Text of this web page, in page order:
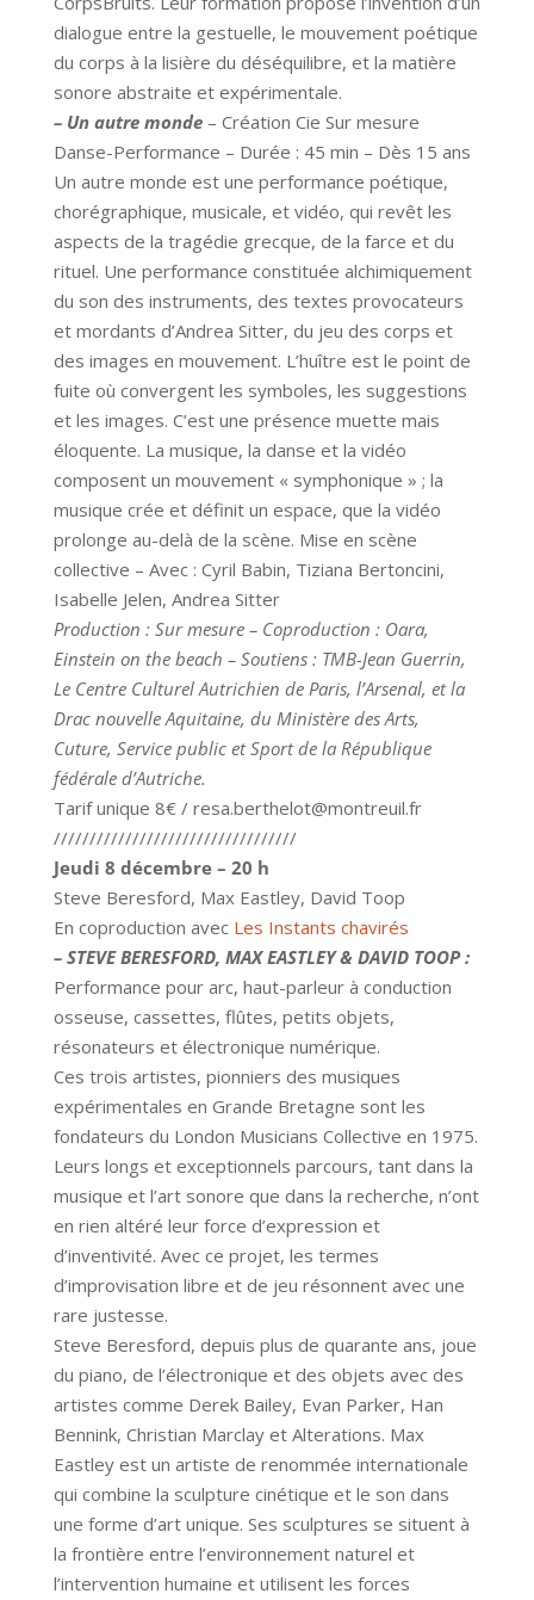
dialogue entre la gestuelle, le mouvement poétique
du corps à la lisière du déséquilibre, et la matière
sonore abstraite et expérimentale.
– Un autre monde– Création Cie Sur mesure
Danse-Performance – Durée : 45 min – Dès 15 ans
Un autre monde est une performance poétique,
chorégraphique, musicale, et vidéo, qui revêt les
aspects de la tragédie grecque, de la farce et du
rituel. Une performance constituée alchimiquement
du son des instruments, des textes provocateurs
et mordants d’Andrea Sitter, du jeu des corps et
des images en mouvement. L’huître est le point de
fuite où convergent les symboles, les suggestions
et les images. C’est une présence muette mais
éloquente. La musique, la danse et la vidéo
composent un mouvement « symphonique » ; la
musique crée et définit un espace, que la vidéo
prolonge au-delà de la scène. Mise en scène
collective – Avec : Cyril Babin, Tiziana Bertoncini,
Isabelle Jelen, Andrea Sitter
Production : Sur mesure – Coproduction : Oara,
Einstein on the beach – Soutiens : TMB-Jean Guerrin,
Le Centre Culturel Autrichien de Paris, l’Arsenal, et la
Drac nouvelle Aquitaine, du Ministère des Arts,
Cuture, Service public et Sport de la République
fédérale d’Autriche.
Tarif unique 8€ / resa.berthelot@montreuil.fr
//////////////////////////////////
Jeudi 8 décembre – 20 h
Steve Beresford, Max Eastley, David Toop
En coproduction avec Les Instants chavirés
– STEVE BERESFORD, MAX EASTLEY & DAVID TOOP :
Performance pour arc, haut-parleur à conduction
osseuse, cassettes, flûtes, petits objets,
résonateurs et électronique numérique.
Ces trois artistes, pionniers des musiques
expérimentales en Grande Bretagne sont les
fondateurs du London Musicians Collective en 1975.
Leurs longs et exceptionnels parcours, tant dans la
musique et l’art sonore que dans la recherche, n’ont
en rien altéré leur force d’expression et
d’inventivité. Avec ce projet, les termes
d’improvisation libre et de jeu résonnent avec une
rare justesse.
Steve Beresford, depuis plus de quarante ans, joue
du piano, de l’électronique et des objets avec des
artistes comme Derek Bailey, Evan Parker, Han
Bennink, Christian Marclay et Alterations. Max
Eastley est un artiste de renommée internationale
qui combine la sculpture cinétique et le son dans
une forme d’art unique. Ses sculptures se situent à
la frontière entre l’environnement naturel et
l’intervention humaine et utilisent les forces